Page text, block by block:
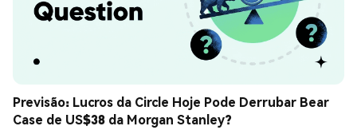
Previsão: Lucros da Circle Hoje Pode Derrubar Bear
Case de US$38 da Morgan Stanley?